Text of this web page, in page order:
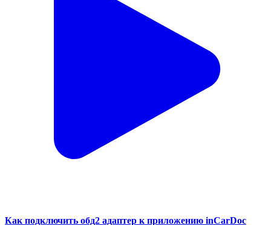
Как подключить обд2 адаптер к приложению inCarDoc